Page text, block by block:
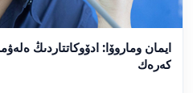
ايمان وماروۆا: ادۆوكاتتاردىڭ
كەرەك